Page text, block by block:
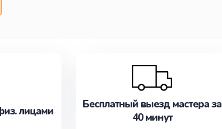
на ремонт уже
лицами
Бесплатный выезд мастера за
40 минут